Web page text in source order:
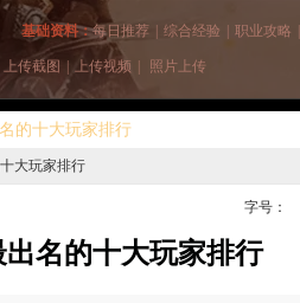
基础资料：每日推荐 综合经验 职业攻略
上传截图 上传视频 照片上传
的十大玩家排行
大玩家排行
字号：
名的十大玩家排行